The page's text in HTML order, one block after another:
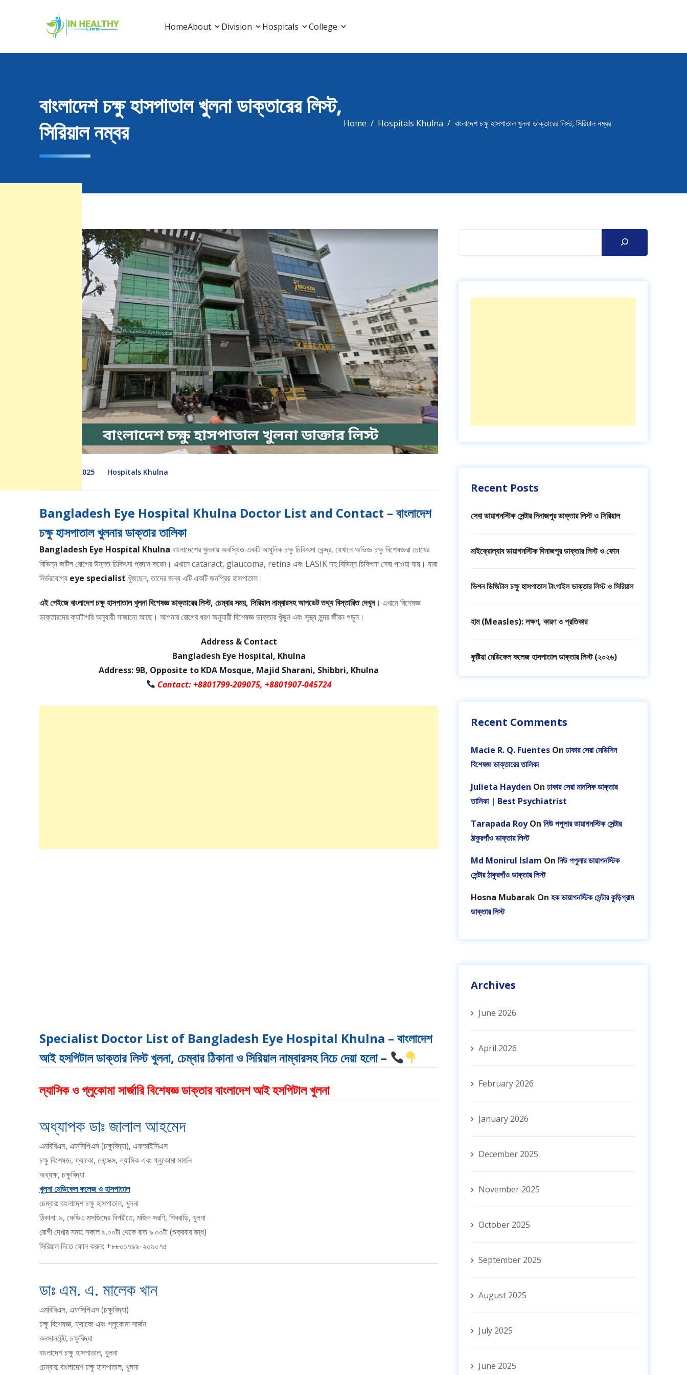
In Healthy Life
In Healthy Life, Healthy Life, Health Life, Doctor List, Doctor Listing
HomeAbout Division Hospitals College
বাংলাদেশ চক্ষু হাসপাতাল খুলনা ডাক্তারের লিস্ট,
সিরিয়াল নম্বর
Home Hospitals Khulna বাংলাদেশ চক্ষু হাসপাতাল খুলনা ডাক্তারের লিস্ট, সিরিয়াল নম্বর
Recent Posts
সেবা ডায়াগনস্টিক সেন্টার দিনাজপুর ডাক্তার লিস্ট ও সিরিয়াল
মাইক্রোল্যাব ডায়াগনস্টিক দিনাজপুর ডাক্তার লিস্ট ও ফোন
ভিশন ডিজিটাল চক্ষু হাসপাতাল টাংগাইল ডাক্তার লিস্ট ও সিরিয়াল
হাম (Measles): লক্ষণ, কারণ ও প্রতিকার
কুষ্টিয়া মেডিকেল কলেজ হাসপাতাল ডাক্তার লিস্ট (২০২৬)
Recent Comments
Macie R. Q. Fuentes On ঢাকার সেরা মেডিসিন
বিশেষজ্ঞ ডাক্তারের তালিকা
Julieta Hayden On ঢাকার সেরা মানসিক ডাক্তার
তালিকা | Best Psychiatrist
Tarapada RoyOn নিউ পপুলার ডায়াগনস্টিক সেন্টার
ঠাকুরগাঁও ডাক্তার লিস্ট
Md Monirul Islam On নিউ পপুলার ডায়াগনস্টিক
সেন্টার ঠাকুরগাঁও ডাক্তার লিস্ট
Hosna Mubarak On হক ডায়াগনস্টিক সেন্টার কুড়িগ্রাম
ডাক্তার লিস্ট
Archives
June 2026
April 2026
February 2026
January 2026
December 2025
November 2025
October 2025
September 2025
August 2025
July 2025
June 2025
April 25, 2025 Hospitals Khulna
Bangladesh Eye Hospital Khulna Doctor List and Contact – বাংলাদেশ
চক্ষু হাসপাতাল খুলনার ডাক্তার তালিকা
Bangladesh Eye Hospital Khulna বাংলাদেশের খুলনায় অবস্থিত একটি আধুনিক চক্ষু চিকিৎসা কেন্দ্র, যেখানে অভিজ্ঞ চক্ষু বিশেষজ্ঞরা চোখের
বিভিন্ন জটিল রোগের উন্নত চিকিৎসা প্রদান করেন। এখানে cataract, glaucoma, retina এবং LASIK সহ বিভিন্ন চিকিৎসা সেবা পাওয়া যায়। যারা
নির্ভরযোগ্য eye specialist খুঁজছেন, তাদের জন্য এটি একটি জনপ্রিয় হাসপাতাল।
এই পেইজে বাংলাদেশ চক্ষু হাসপাতাল খুলনা বিশেষজ্ঞ ডাক্তারের লিস্ট, চেম্বার সময়, সিরিয়াল নাম্বারসহ আপডেট তথ্য বিস্তারিত দেখুন। এখানে বিশেষজ্ঞ
ডাক্তারদের ক্যাটাগরি অনুযায়ী সাজানো আছে। আপনার রোগের ধরণ অনুযায়ী বিশেষজ্ঞ ডাক্তার খুঁজুন এবং সুস্থ্য সুন্দর জীবন গড়ুন।
Address & Contact
Bangladesh Eye Hospital, Khulna
Address: 9B, Opposite to KDA Mosque, Majid Sharani, Shibbri, Khulna
Contact: +8801799-209075, +8801907-045724
Specialist Doctor List of Bangladesh Eye Hospital Khulna – বাংলাদেশ
আই হসপিটাল ডাক্তার লিস্ট খুলনা, চেম্বার ঠিকানা ও সিরিয়াল নাম্বারসহ নিচে দেয়া হলো –
ল্যাসিক ও গ্লুকোমা সার্জারি বিশেষজ্ঞ ডাক্তার বাংলাদেশ আই হসপিটাল খুলনা
অধ্যাপক ডাঃ জালাল আহমেদ
এমবিবিএস, এফসিপিএস (চক্ষুবিদ্যা), এফআইসিএস
চক্ষু বিশেষজ্ঞ, ফ্যাকো, লেন্সেক্স, ল্যাসিক এবং গ্লুকোমা সার্জন
অধ্যক্ষ, চক্ষুবিদ্যা
খুলনা মেডিকেল কলেজ ও হাসপাতাল
চেম্বার: বাংলাদেশ চক্ষু হাসপাতাল, খুলনা
ঠিকানা: ৯, কেডিএ মসজিদের বিপরীতে, মজিদ সরণি, শিববাড়ি, খুলনা
রোগী দেখার সময়: সকাল ৯.০০টা থেকে রাত ৯.০০টা (শুক্রবার বন্ধ)
সিরিয়াল দিতে ফোন করুন: +৮৮০১৭৯৯-২০৯০৭৫
ডাঃ এম. এ. মালেক খান
এমবিবিএস, এফসিপিএস (চক্ষুবিদ্যা)
চক্ষু বিশেষজ্ঞ, ফ্যাকো এবং গ্লুকোমা সার্জন
কনসালটেন্ট, চক্ষুবিদ্যা
বাংলাদেশ চক্ষু হাসপাতাল, খুলনা
চেম্বার: বাংলাদেশ চক্ষু হাসপাতাল, খুলনা